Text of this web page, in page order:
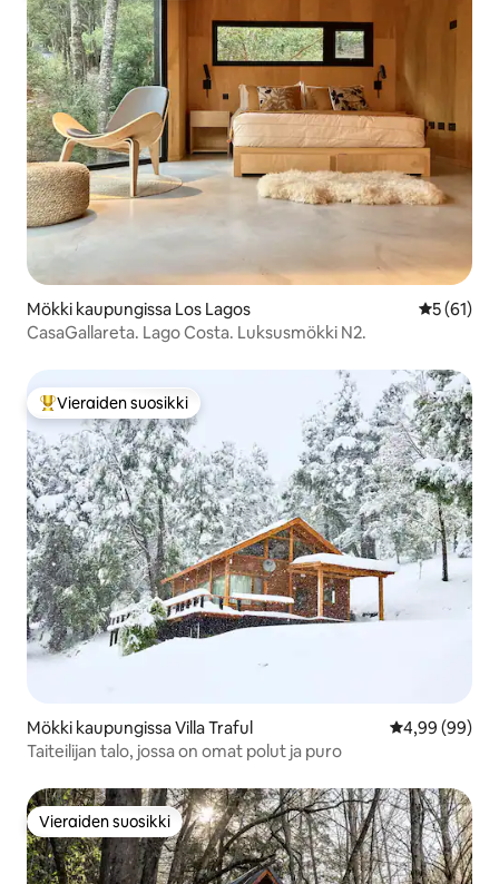
Mökki kaupungissa Los Lagos
5 (61)
CasaGallareta. Lago Costa. Luksusmökki N2.
Vieraiden suosikkien parhaimmistoa
Vieraiden suosikki
Mökki kaupungissa Villa Traful
4,99 (99)
Taiteilijan talo, jossa on omat polut ja puro
Vieraiden suosikki
Vieraiden suosikki